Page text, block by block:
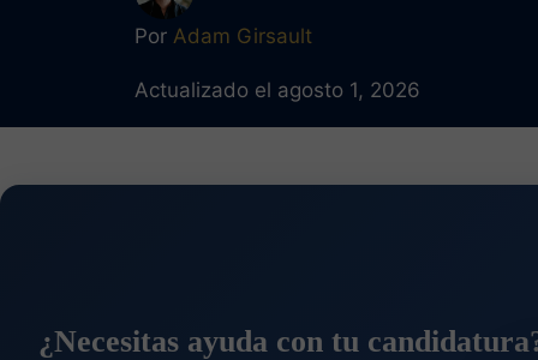
Por Adam Girsault
Actualizado el agosto 1, 2026
¿Necesitas ayuda con tu